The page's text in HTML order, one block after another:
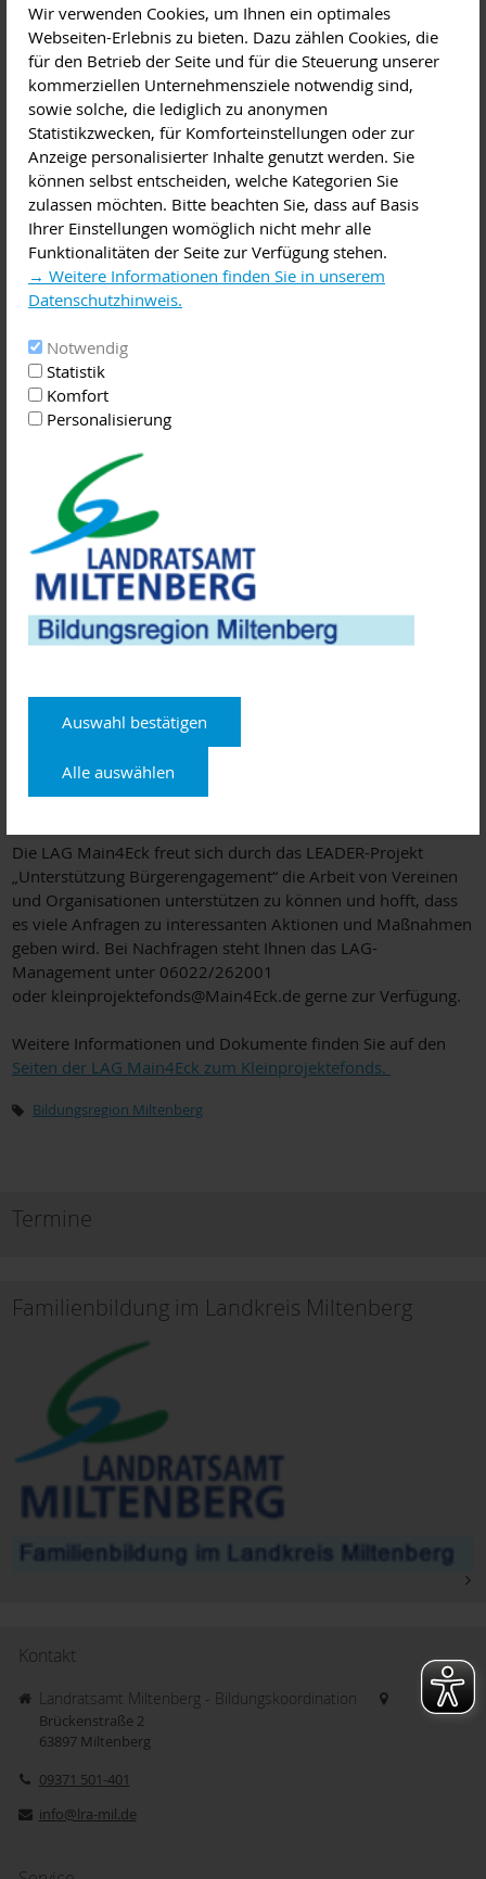
Wir verwenden Cookies, um Ihnen ein optimales
Webseiten-Erlebnis zu bieten. Dazu zählen Cookies, die
für den Betrieb der Seite und für die Steuerung unserer
kommerziellen Unternehmensziele notwendig sind,
sowie solche, die lediglich zu anonymen
Statistikzwecken, für Komforteinstellungen oder zur
Anzeige personalisierter Inhalte genutzt werden. Sie
können selbst entscheiden, welche Kategorien Sie
zulassen möchten. Bitte beachten Sie, dass auf Basis
Ihrer Einstellungen womöglich nicht mehr alle
Funktionalitäten der Seite zur Verfügung stehen.
→ Weitere Informationen finden Sie in unserem
Datenschutzhinweis.
Notwendig
Statistik
Komfort
Personalisierung
Auswahl bestätigen
Alle auswählen
Interessierte auf der Internetseite der LAG Main4Eck
unter www.main4eck.de.
Die Anfragen müssen bis zum 16.05.2021 bei der LAG
Main4Eck eingehen. Entweder per Post oder Mail an:
LAG Main4Eck Miltenberg e.V., Industriering 7, 63868
Großwallstadt bzw. kleinprojektefonds@main4eck.de.
Der Steuerkreis der LAG bewertet innovative Aktionen und
Projektideen objektiv und transparent
Die Entscheidung über eine finanzielle Unterstützung von
beantragten Maßnahmen oder Aktionen wird durch den
Steuerkreis der LAG Main4Eck getroffen.
entscheidungsreife Beschreibung der Maßnahme bzw.
Projektidee sowie die Bewertung der Einzelmaßnahme
mittels objektiver und transparenter Auswahlkriterien. Wenn
zum Förderaufruf mehr Anfragen eingereicht werden, so dass
ausreichen, dann entscheidet das Ranking der erreichten
Punkte bei den Auswahlkriterien über die Vergabe der
Unterstützung.
Keine hohen bürokratischen Hürden
Wenn die finanzielle Unterstützung einer geplanten
Maßnahme/Aktion Ihres Vereins oder Ihrer Organisation vom
Steuerkreis der LAG Main4Eck beschlossen wird, dann wird
Durchführungszeitraum, die Höhe der Unterstützung, den
der Maßnahme/Aktion und ist für den regionalen Akteur und
Die LAG Main4Eck freut sich durch das LEADER-Projekt
„Unterstützung Bürgerengagement“ die Arbeit von Vereinen
und Organisationen unterstützen zu können und hofft, dass
es viele Anfragen zu interessanten Aktionen und Maßnahmen
geben wird. Bei Nachfragen steht Ihnen das LAG-
Management unter 06022/262001
oder kleinprojektefonds@Main4Eck.de gerne zur Verfügung.
Weitere Informationen und Dokumente finden Sie auf den
Seiten der LAG Main4Eck zum Kleinprojektefonds.
Bildungsregion Miltenberg
Termine
Familienbildung im Landkreis Miltenberg
Kontakt
Landratsamt Miltenberg - Bildungskoordination
Brückenstraße 2
63897 Miltenberg
09371 501-401
info@lra-mil.de